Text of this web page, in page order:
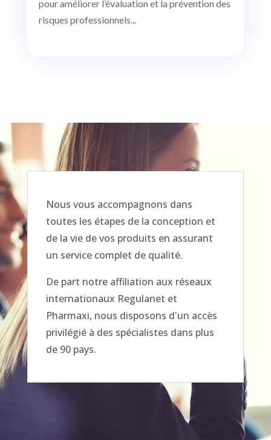
pour améliorer l’évaluation et la prévention des
risques professionnels...
Nous vous accompagnons dans
toutes les étapes de la conception et
de la vie de vos produits en assurant
un service complet de qualité.
De part notre affiliation aux réseaux
internationaux Regulanet et
Pharmaxi, nous disposons d'un accès
privilégié à des spécialistes dans plus
de 90 pays.